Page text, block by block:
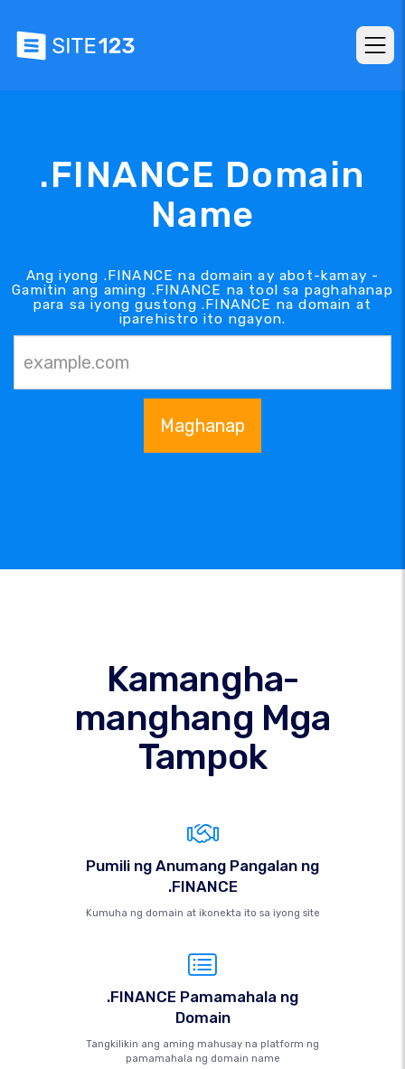
.FINANCE Domain
Name
Ang iyong .FINANCE na domain ay abot-kamay -
Gamitin ang aming .FINANCE na tool sa paghahanap
para sa iyong gustong .FINANCE na domain at
iparehistro ito ngayon.
Maghanap
Kamangha-
manghang Mga
Tampok
Pumili ng Anumang Pangalan ng
.FINANCE
Kumuha ng domain at ikonekta ito sa iyong site
.FINANCE Pamamahala ng
Domain
Tangkilikin ang aming mahusay na platform ng
pamamahala ng domain name